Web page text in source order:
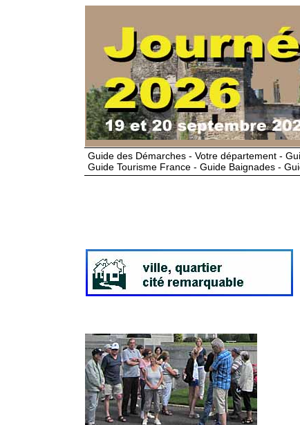
Guide des Démarches - Votre département -
Guide Tourisme France - Guide Baignades -